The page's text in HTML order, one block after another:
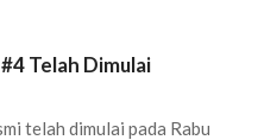
Telah Dimulai
telah dimulai pada Rabu